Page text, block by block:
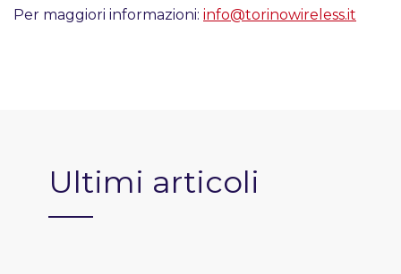
Per maggiori informazioni: info@torinowireless.it
Ultimi articoli